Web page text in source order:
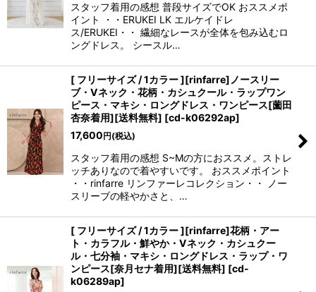
スタッフ着用の感想 普段サイズでOK おススメポ
イント ・・ERUKEI LK エルケイドレ
ス/ERUKEI・・ 繊細なレースが全体を包み込むロ
ングドレス。 シースル…
[ フリーサイズ / 1カラー ][rinfarre]ノースリー
ブ・Vネック・花柄・カシュクール・ラップワン
ピース・マキシ・ロングドレス・ワンピース[薗田
杏奈着用][送料無料] [cd-k06292ap]
17,600円(税込)
スタッフ着用の感想 S~Mの方におススメ。ストレ
ッチありなので着やすいです。 おススメポイント
・・rinfarre リンファーレコレクション・・ ノー
スリーブの軽やかさと、…
[ フリーサイズ / 1カラー ][rinfarre]花柄・アー
ト・カラフル・鮮やか・Vネック・カシュクー
ル・七分袖・マキシ・ロングドレス・ラップ・ワ
ンピース[奈月セナ着用][送料無料] [cd-
k06289ap]